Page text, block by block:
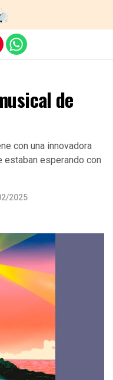
de
con una innovadora
esperando con
2025